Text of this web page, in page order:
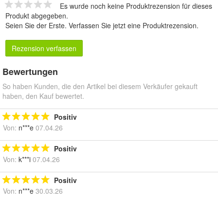
Es wurde noch keine Produktrezension für dieses
Produkt abgegeben.
Seien Sie der Erste. Verfassen Sie jetzt eine Produktrezension.
Rezension verfassen
Bewertungen
So haben Kunden, die den Artikel bei diesem Verkäufer gekauft
haben, den Kauf bewertet.
Positiv
Von: n***e 07.04.26
Positiv
Von: k***i 07.04.26
Positiv
Von: n***e 30.03.26